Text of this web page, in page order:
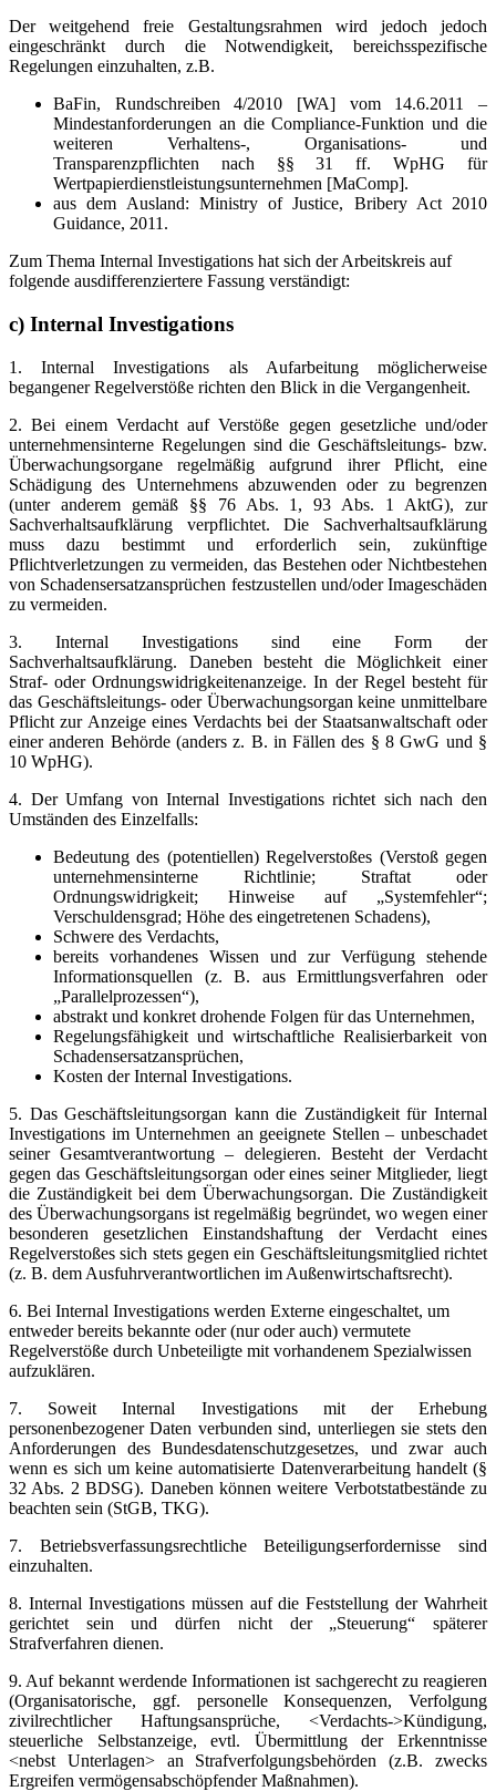
Der weitgehend freie Gestaltungsrahmen wird jedoch jedoch
eingeschränkt durch die Notwendigkeit, bereichsspezifische
Regelungen einzuhalten, z.B.
BaFin, Rundschreiben 4/2010 [WA] vom 14.6.2011 –
Mindestanforderungen an die Compliance-Funktion und die
weiteren Verhaltens-, Organisations- und
Transparenzpflichten nach §§ 31 ff. WpHG für
Wertpapierdienstleistungsunternehmen [MaComp].
aus dem Ausland: Ministry of Justice, Bribery Act 2010
Guidance, 2011.
Zum Thema Internal Investigations hat sich der Arbeitskreis auf
folgende ausdifferenziertere Fassung verständigt:
c) Internal Investigations
1. Internal Investigations als Aufarbeitung möglicherweise
begangener Regelverstöße richten den Blick in die Vergangenheit.
2. Bei einem Verdacht auf Verstöße gegen gesetzliche und/oder
unternehmensinterne Regelungen sind die Geschäftsleitungs- bzw.
Überwachungsorgane regelmäßig aufgrund ihrer Pflicht, eine
Schädigung des Unternehmens abzuwenden oder zu begrenzen
(unter anderem gemäß §§ 76 Abs. 1, 93 Abs. 1 AktG), zur
Sachverhaltsaufklärung verpflichtet. Die Sachverhaltsaufklärung
muss dazu bestimmt und erforderlich sein, zukünftige
Pflichtverletzungen zu vermeiden, das Bestehen oder Nichtbestehen
von Schadensersatzansprüchen festzustellen und/oder Imageschäden
zu vermeiden.
3. Internal Investigations sind eine Form der
Sachverhaltsaufklärung. Daneben besteht die Möglichkeit einer
Straf- oder Ordnungswidrigkeitenanzeige. In der Regel besteht für
das Geschäftsleitungs- oder Überwachungsorgan keine unmittelbare
Pflicht zur Anzeige eines Verdachts bei der Staatsanwaltschaft oder
einer anderen Behörde (anders z. B. in Fällen des § 8 GwG und §
10 WpHG).
4. Der Umfang von Internal Investigations richtet sich nach den
Umständen des Einzelfalls:
Bedeutung des (potentiellen) Regelverstoßes (Verstoß gegen
unternehmensinterne Richtlinie; Straftat oder
Ordnungswidrigkeit; Hinweise auf „Systemfehler“;
Verschuldensgrad; Höhe des eingetretenen Schadens),
Schwere des Verdachts,
bereits vorhandenes Wissen und zur Verfügung stehende
Informationsquellen (z. B. aus Ermittlungsverfahren oder
„Parallelprozessen“),
abstrakt und konkret drohende Folgen für das Unternehmen,
Regelungsfähigkeit und wirtschaftliche Realisierbarkeit von
Schadensersatzansprüchen,
Kosten der Internal Investigations.
5. Das Geschäftsleitungsorgan kann die Zuständigkeit für Internal
Investigations im Unternehmen an geeignete Stellen – unbeschadet
seiner Gesamtverantwortung – delegieren. Besteht der Verdacht
gegen das Geschäftsleitungsorgan oder eines seiner Mitglieder, liegt
die Zuständigkeit bei dem Überwachungsorgan. Die Zuständigkeit
des Überwachungsorgans ist regelmäßig begründet, wo wegen einer
besonderen gesetzlichen Einstandshaftung der Verdacht eines
Regelverstoßes sich stets gegen ein Geschäftsleitungsmitglied richtet
(z. B. dem Ausfuhrverantwortlichen im Außenwirtschaftsrecht).
6. Bei Internal Investigations werden Externe eingeschaltet, um
entweder bereits bekannte oder (nur oder auch) vermutete
Regelverstöße durch Unbeteiligte mit vorhandenem Spezialwissen
aufzuklären.
7. Soweit Internal Investigations mit der Erhebung
personenbezogener Daten verbunden sind, unterliegen sie stets den
Anforderungen des Bundesdatenschutzgesetzes, und zwar auch
wenn es sich um keine automatisierte Datenverarbeitung handelt (§
32 Abs. 2 BDSG). Daneben können weitere Verbotstatbestände zu
beachten sein (StGB, TKG).
7. Betriebsverfassungsrechtliche Beteiligungserfordernisse sind
einzuhalten.
8. Internal Investigations müssen auf die Feststellung der Wahrheit
gerichtet sein und dürfen nicht der „Steuerung“ späterer
Strafverfahren dienen.
9. Auf bekannt werdende Informationen ist sachgerecht zu reagieren
(Organisatorische, ggf. personelle Konsequenzen, Verfolgung
zivilrechtlicher Haftungsansprüche, <Verdachts->Kündigung,
steuerliche Selbstanzeige, evtl. Übermittlung der Erkenntnisse
<nebst Unterlagen> an Strafverfolgungsbehörden (z.B. zwecks
Ergreifen vermögensabschöpfender Maßnahmen).